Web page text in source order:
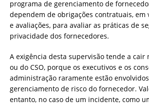
programa de gerenciamento de
dependem de obrigações contratuais, em
e avaliações, para avaliar as práticas de
privacidade dos fornecedores.
A exigência desta supervisão tende a cair
ou do CSO, porque os executivos e os
administração raramente estão
gerenciamento de risco do fornecedor.
entanto, no caso de um incidente, como